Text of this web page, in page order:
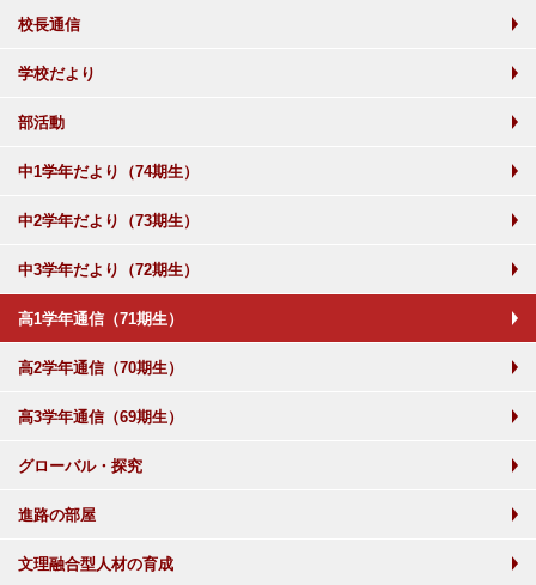
校長通信
学校だより
部活動
中1学年だより（74期生）
中2学年だより（73期生）
中3学年だより（72期生）
高1学年通信（71期生）
高2学年通信（70期生）
高3学年通信（69期生）
グローバル・探究
進路の部屋
文理融合型人材の育成